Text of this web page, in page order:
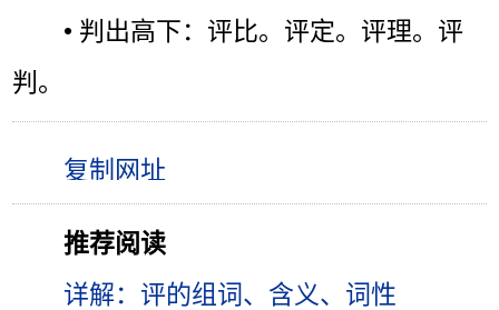
• 判出高下：评比。评定。评理。评
判。
推荐阅读
详解：评的组词、含义、词性